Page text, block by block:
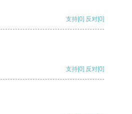
支持[0] 反对[0]
支持[0] 反对[0]